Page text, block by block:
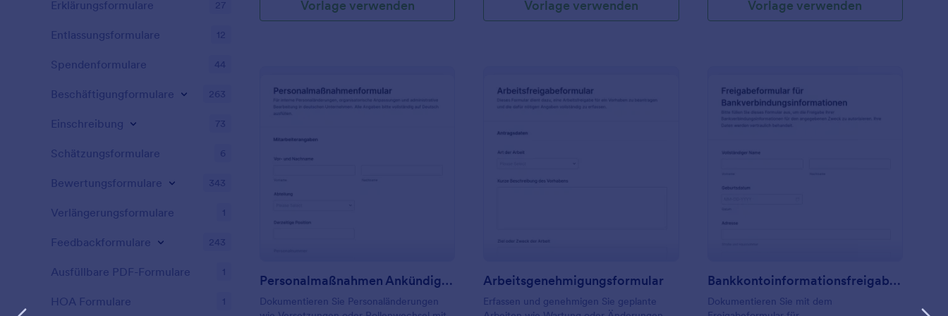
Vorlage verwenden Vorlage verwenden Vorlage verwenden
: Personalmaßnahmen Ankündigungsformular
Personalmaßnahmen Ankündigungsformular
Dokumentieren Sie Personaländerungen
Vorschau
Arbeitsgenehmigungsformular
Erfassen und genehmigen Sie geplante
Bankkontoinformationsfreigabeformular
Dokumentieren Sie mit dem
Erklärungsformulare 27
Entlassungsformulare 12
Spendenformulare 44
Beschäftigungformulare 263
Einschreibung 73
Schätzungsformulare 6
Bewertungsformulare 343
Verlängerungsformulare 1
Feedbackformulare 243
Ausfüllbare PDF-Formulare 1
HOA Formulare 1